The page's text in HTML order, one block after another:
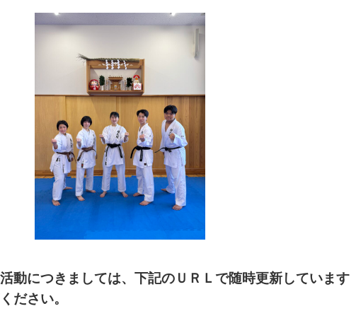
動につきましては、下記のＵＲＬで随時更新しています
ださい。